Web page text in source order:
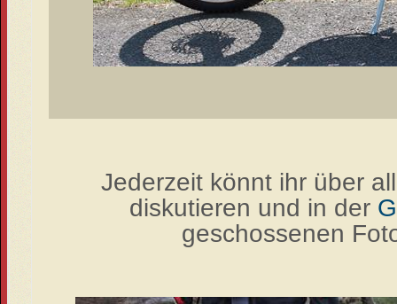
Jederzeit könnt ihr über
diskutieren und in der
geschossenen